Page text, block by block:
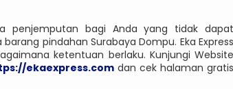
penjemputan bagi Anda yang tidak dapat
pindahan Surabaya Dompu. Eka Express
ketentuan berlaku. Kunjungi Website
ekaexpress.comdan cek halaman gratis